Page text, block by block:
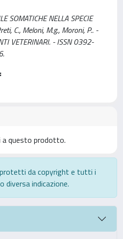
SOMATICHE NELLA SPECIE
C., Meloni, M.g., Moroni, P.. -
VETERINARI. - ISSN 0392-
a questo prodotto.
da copyright e tutti i
indicazione.